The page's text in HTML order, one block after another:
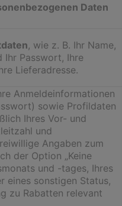
Daten
, wie z. B. Ihr Name,
Ihr Passwort, Ihre
Lieferadresse.
Anmeldeinformationen
sowie Profildaten
Ihres Vor- und
und
Angaben zum
der Option „Keine
und -tages, Ihres
eines sonstigen Status,
zu Rabatten relevant